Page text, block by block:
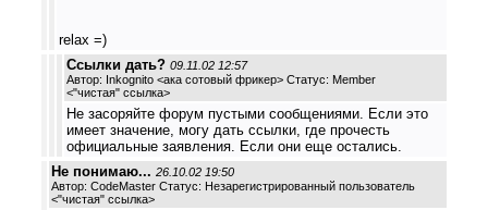
relax =)
Ссылки дать? 09.11.02 12:57
Автор: Inkognito <ака сотовый фрикер> Статус: Member
<"чистая" ссылка>
Не засоряйте форум пустыми сообщениями. Если это
имеет значение, могу дать ссылки, где прочесть
официальные заявления. Если они еще остались.
Не понимаю... 26.10.02 19:50
Автор: CodeMaster Статус: Незарегистрированный пользователь
<"чистая" ссылка>